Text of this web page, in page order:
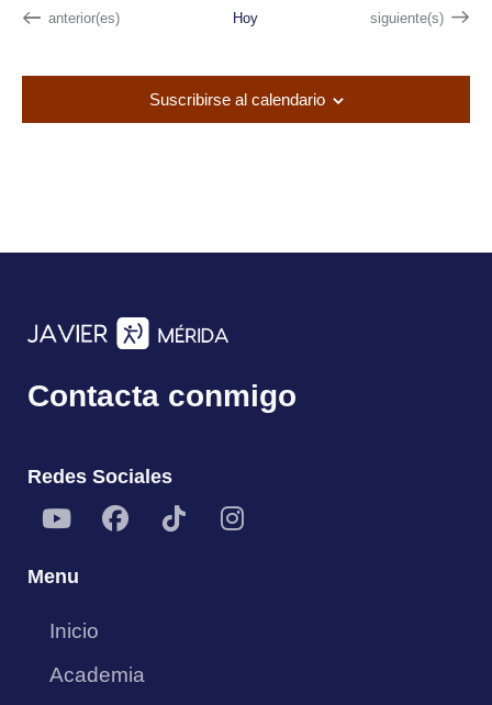
l
c
e
h
Eventos
anterior(es) Hoy Eventos
siguiente(s)
Suscribirse al calendario
Contacta conmigo
Redes Sociales
Menu
Inicio
Academia